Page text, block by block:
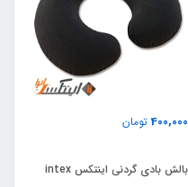
400,000تومان
بالش بادی گردنی اینتکس intex